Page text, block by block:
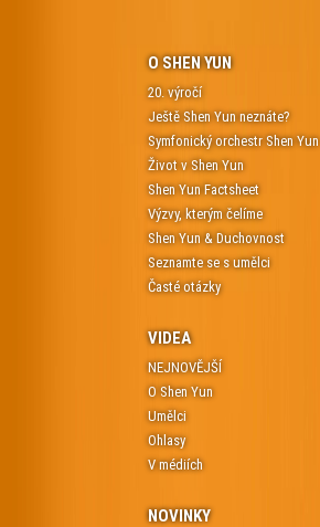
O SHEN YUN
20. výročí
Ještě Shen Yun neznáte?
Symfonický orchestr Shen Yun
Život v Shen Yun
Shen Yun Factsheet
Výzvy, kterým čelíme
Shen Yun & Duchovnost
Seznamte se s umělci
Časté otázky
VIDEA
NEJNOVĚJŠÍ
O Shen Yun
Umělci
Ohlasy
V médiích
NOVINKY